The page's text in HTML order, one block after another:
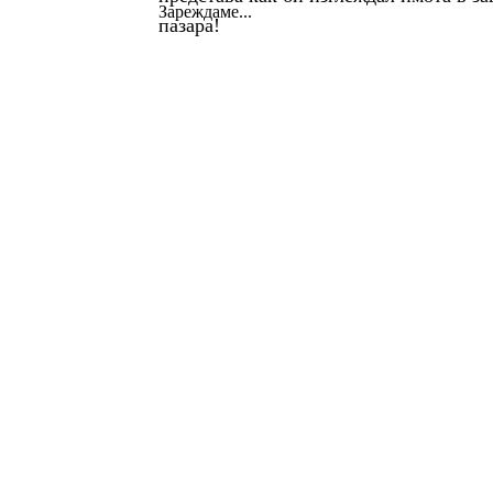
пазара!
Зареждаме...